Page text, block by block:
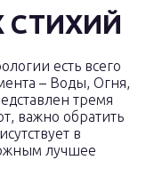
СТИХИЙ
есть всего
– Воды, Огня,
тремя
важно обратить
в
лучшее